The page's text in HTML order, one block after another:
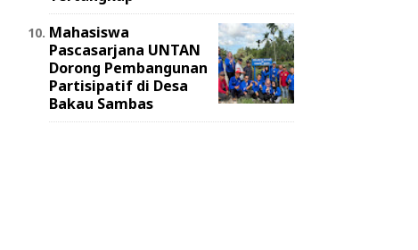
Mahasiswa
Pascasarjana UNTAN
Dorong Pembangunan
Partisipatif di Desa
Bakau Sambas